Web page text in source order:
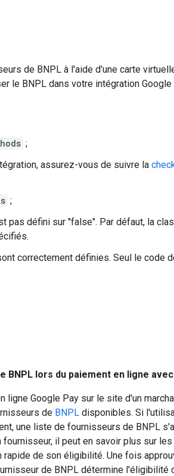
de BNPL à l'aide d'une carte
le BNPL dans votre intégration
;
assurez-vous de suivre la
;
pas défini sur "false". Par défaut, la
correctement définies. Seul le code
lors du paiement en ligne
ligne Google Pay sur le site d'un
de BNPL disponibles. Si
une liste de fournisseurs de BNPL
il peut en savoir plus sur
de son éligibilité. Une fois
de BNPL détermine